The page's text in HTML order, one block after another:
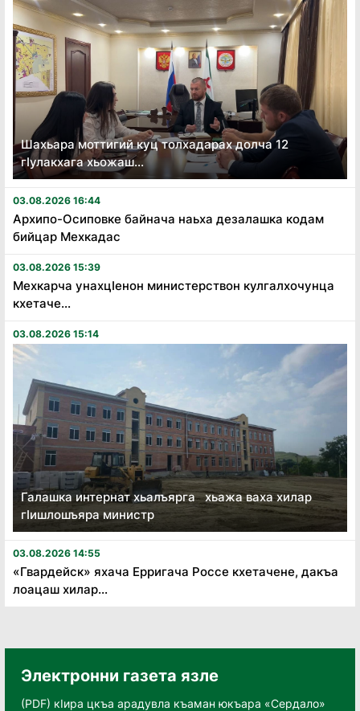
Шахьара моттигий куц толхадарах долча 12
гӏулакхага хьожаш...
03.08.2026 16:44
Архипо-Осиповке байнача наьха дезалашка кодам
бийцар Мехкадас
03.08.2026 15:39
Мехкарча унахцӏенон министерствон кулгалхочунца
кхетаче...
03.08.2026 15:14
Галашка интернат хьалъярга хьажа ваха хилар
гӏишлошъяра министр
03.08.2026 14:55
«Гвардейск» яхача Ерригача Россе кхетачене, дакъа
лоацаш хилар...
Электронни газета язле
(PDF) кӀира цкъа арадувла къаман юкъара «Сердало»